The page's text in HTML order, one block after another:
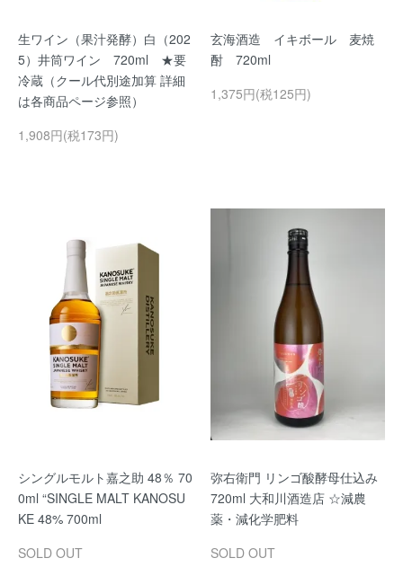
生ワイン（果汁発酵）白（202
5）井筒ワイン 720ml ★要
冷蔵（クール代別途加算 詳細
は各商品ページ参照）
1,908円(税173円)
玄海酒造 イキボール 麦焼
酎 720ml
1,375円(税125円)
シングルモルト嘉之助 48％ 70
0ml “SINGLE MALT KANOSU
KE 48% 700ml
SOLD OUT
弥右衛門 リンゴ酸酵母仕込み
720ml 大和川酒造店 ☆減農
薬・減化学肥料
SOLD OUT